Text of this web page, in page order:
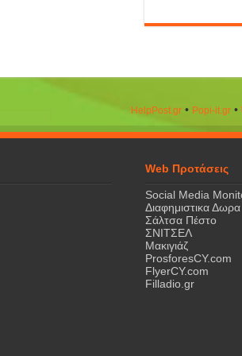
HelpPost.gr• Popi-it.gr•
Web Προτάσεις
Social Media
Διαφημιστικα Δωρα
Σάλτσα Πέστο
ΣΝΙΤΣΕΛ
Μακιγιάζ
ProsforesCY.com
FlyerCY.com
Filladio.gr